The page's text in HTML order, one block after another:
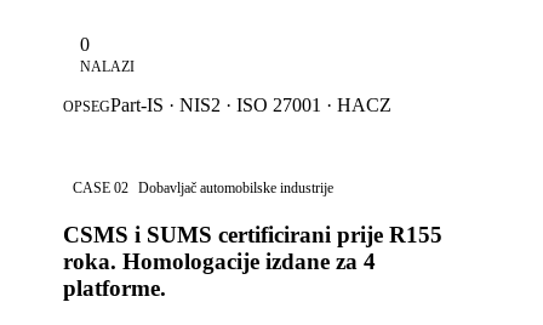
0
NALAZI
OPSEGPart-IS · NIS2 · ISO 27001 · HACZ
CASE 02 Dobavljač automobilske industrije
CSMS i SUMS certificirani prije R155
roka. Homologacije izdane za 4
platforme.